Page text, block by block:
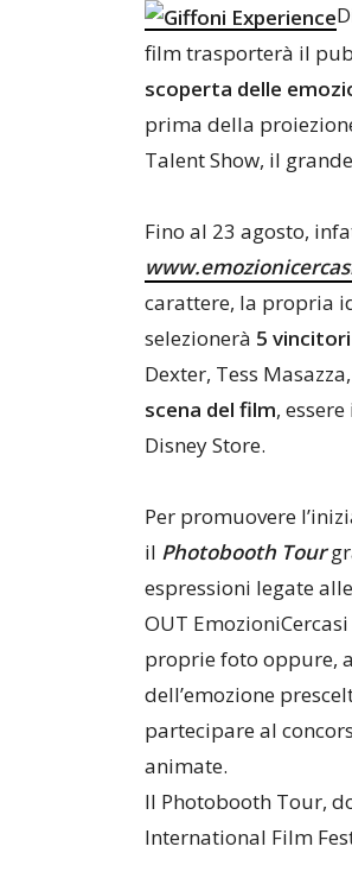
film trasporterà il
scoperta delle
prima della
Talent Show, il
Fino al 23 agosto,
carattere, la propria
selezionerà 5 vincitori
Dexter, Tess
scena del film,
Disney Store.
Per promuovere
il Photobooth Tour
espressioni legate
OUT EmozioniCercasi
proprie foto oppure,
dell’emozione
partecipare al
animate.
Il Photobooth Tour,
International Film